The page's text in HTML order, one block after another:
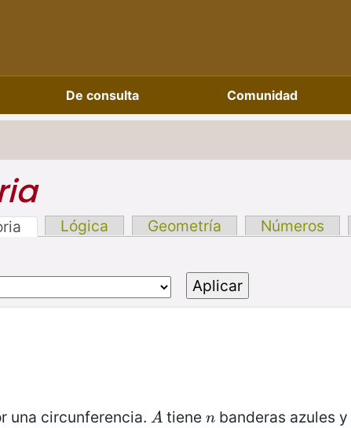
De consulta Comunidad
Lógica Geometría Números
una circunferencia. A
A tiene n
n banderas azules y